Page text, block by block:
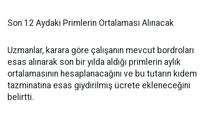
Son 12 Aydaki Primlerin Ortalaması Alınacak
Uzmanlar, karara göre çalışanın mevcut bordroları
esas alınarak son bir yılda aldığı primlerin aylık
ortalamasının hesaplanacağını ve bu tutarın kıdem
tazminatına esas giydirilmiş ücrete ekleneceğini
belirtti.